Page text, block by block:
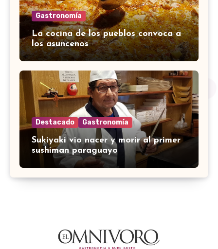
Gastronomía
La cocina de los pueblos convoca a
los asuncenos
Destacado Gastronomía
Sukiyaki vio nacer y morir al primer
sushiman paraguayo